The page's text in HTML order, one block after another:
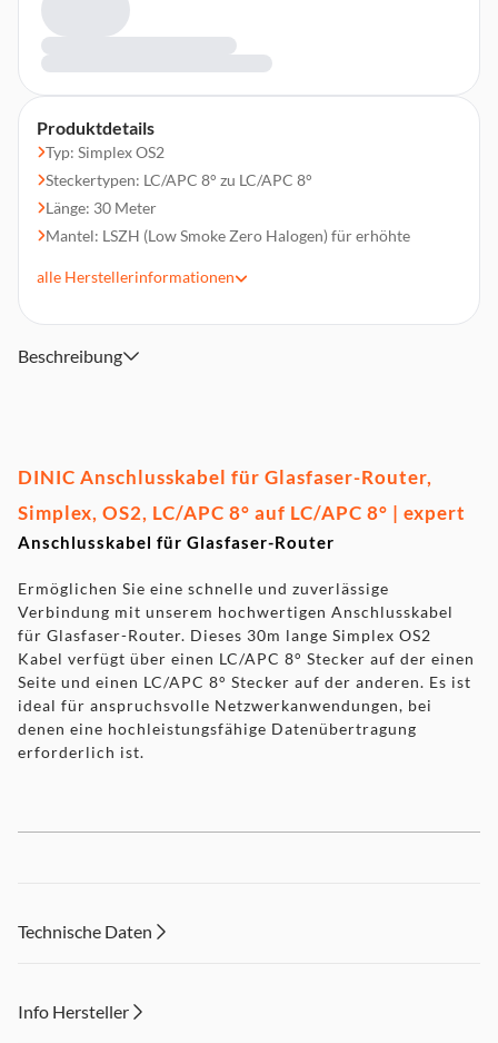
Produktdetails
Typ: Simplex OS2
Steckertypen: LC/APC 8° zu LC/APC 8°
Länge: 30 Meter
Mantel: LSZH (Low Smoke Zero Halogen) für erhöhte
Außendurchmesser: 2,0 mm
alle Herstellerinformationen
Beschreibung
DINIC Anschlusskabel für Glasfaser-Router,
Simplex, OS2, LC/APC 8° auf LC/APC 8° | expert
Anschlusskabel für Glasfaser-Router
Ermöglichen Sie eine schnelle und zuverlässige
Verbindung mit unserem hochwertigen Anschlusskabel
für Glasfaser-Router. Dieses 30m lange Simplex OS2
Kabel verfügt über einen LC/APC 8° Stecker auf der einen
Seite und einen LC/APC 8° Stecker auf der anderen. Es ist
ideal für anspruchsvolle Netzwerkanwendungen, bei
denen eine hochleistungsfähige Datenübertragung
erforderlich ist.
Technische Daten
Info Hersteller